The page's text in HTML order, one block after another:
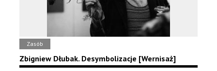
Zasób
Zbigniew Dłubak. Desymbolizacje [Wernisaż]